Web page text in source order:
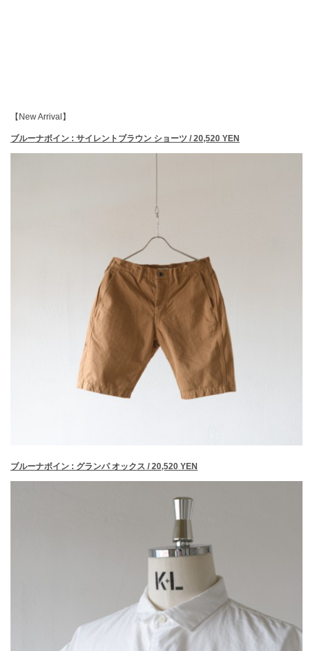
【New Arrival】
ブルーナボイン : サイレントブラウン ショーツ / 20,520 YEN
ブルーナボイン : グランパ オックス / 20,520 YEN